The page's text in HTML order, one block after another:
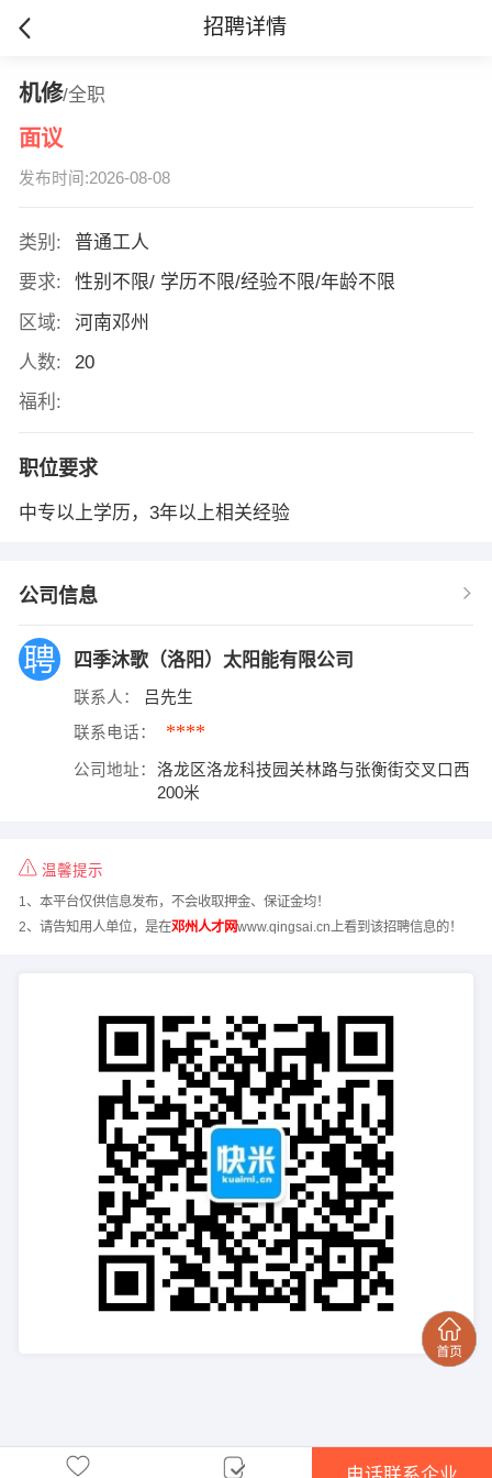
招聘详情
机修/全职
面议
发布时间:2026-08-08
类别:
普通工人
要求:
性别不限/ 学历不限/经验不限/年龄不限
区域:
河南邓州
人数:
20
福利:
职位要求
中专以上学历，3年以上相关经验
公司信息
四季沐歌（洛阳）太阳能有限公司
联系人： 吕先生
联系电话： ****
公司地址：
洛龙区洛龙科技园关林路与张衡街交叉口西
200米
温馨提示
1、本平台仅供信息发布，不会收取押金、保证金均！
2、请告知用人单位，是在邓州人才网www.qingsai.cn上看到该招聘信息的！